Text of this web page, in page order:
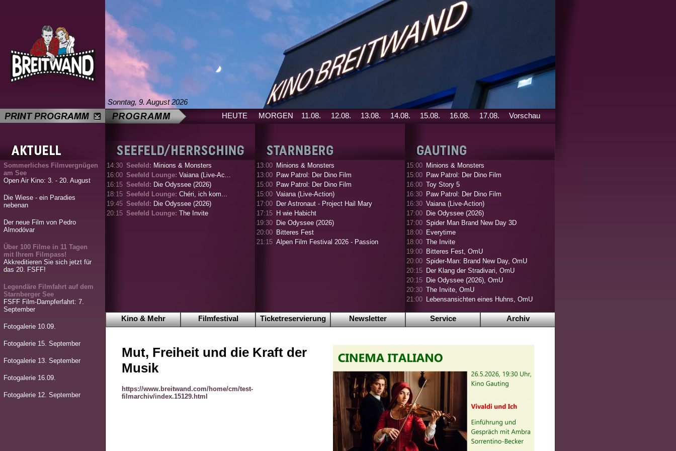
Sonntag, 9. August 2026
HEUTE
MORGEN 11.08. 12.08. 13.08. 14.08. 15.08. 16.08. 17.08. Vorschau
Sommerliches Filmvergnügen
am See
Open Air Kino: 3. - 20. August
Die Wiese - ein Paradies
nebenan
Der neue Film von Pedro
Almodóvar
Über 100 Filme in 11 Tagen
mit Ihrem Filmpass!
Akkreditieren Sie sich jetzt für
das 20. FSFF!
Legendäre Filmfahrt auf dem
Starnberger See
FSFF Film-Dampferfahrt: 7.
September
Fotogalerie 10.09.
Fotogalerie 15. September
Fotogalerie 13. September
Fotogalerie 16.09.
Fotogalerie 12. September
14:30 Seefeld: Minions & Monsters
16:00 Seefeld Lounge: Vaiana (Live-Ac...
16:15 Seefeld: Die Odyssee (2026)
18:15 Seefeld Lounge: Chéri, ich kom...
19:45 Seefeld: Die Odyssee (2026)
20:15 Seefeld Lounge: The Invite
13:00 Minions & Monsters
13:00 Paw Patrol: Der Dino Film
15:00 Paw Patrol: Der Dino Film
15:00 Vaiana (Live-Action)
17:00 Der Astronaut - Project Hail Mary
17:15 H wie Habicht
19:30 Die Odyssee (2026)
20:00 Bitteres Fest
21:15 Alpen Film Festival 2026 - Passion
15:00 Minions & Monsters
15:00 Paw Patrol: Der Dino Film
16:00 Toy Story 5
16:30 Paw Patrol: Der Dino Film
16:30 Vaiana (Live-Action)
17:00 Die Odyssee (2026)
17:00 Spider Man Brand New Day 3D
18:00 Everytime
18:00 The Invite
19:00 Bitteres Fest, OmU
20:00 Spider-Man: Brand New Day, OmU
20:15 Der Klang der Stradivari, OmU
20:15 Die Odyssee (2026), OmU
20:30 The Invite, OmU
21:00 Lebensansichten eines Huhns, OmU
Kino & Mehr Filmfestival Ticketreservierung Newsletter Service Archiv
Mut, Freiheit und die Kraft der
Musik
https://www.breitwand.com/home/cm/test-
filmarchiv/index.15129.html